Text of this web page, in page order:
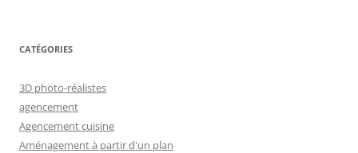
CATÉGORIES
3D photo-réalistes
agencement
Agencement cuisine
Aménagement à partir d'un plan